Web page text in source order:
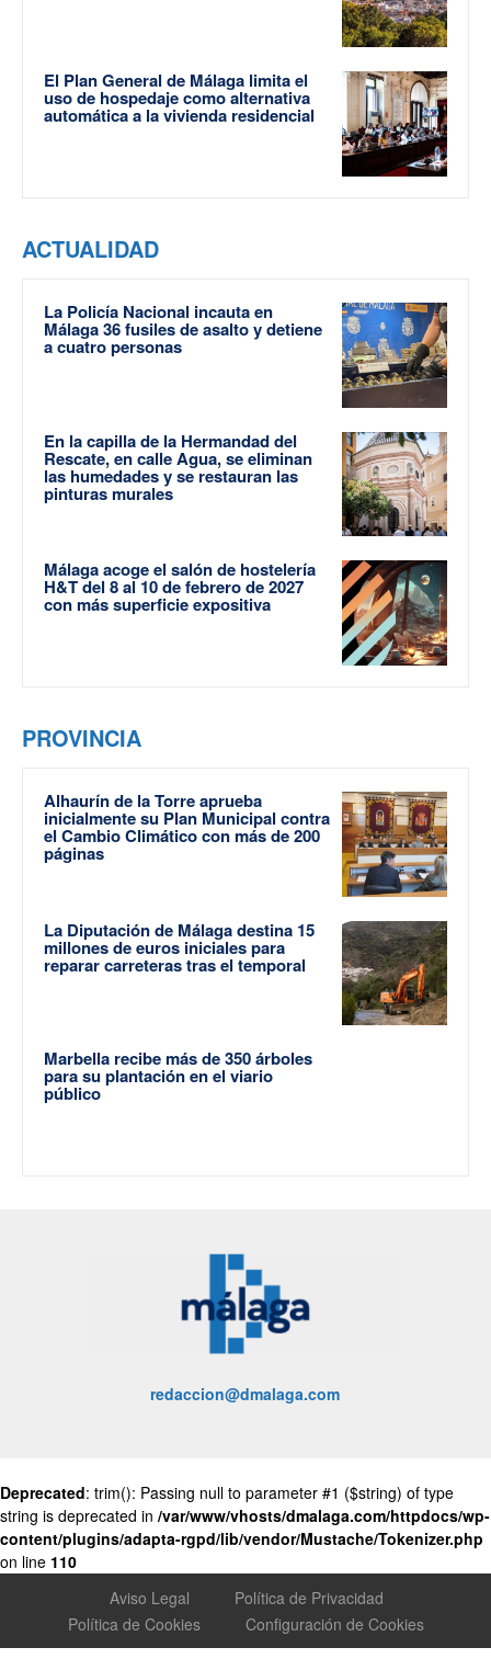
El Plan General de Málaga limita el
uso de hospedaje como alternativa
automática a la vivienda residencial
ACTUALIDAD
La Policía Nacional incauta en
Málaga 36 fusiles de asalto y detiene
a cuatro personas
En la capilla de la Hermandad del
Rescate, en calle Agua, se eliminan
las humedades y se restauran las
pinturas murales
Málaga acoge el salón de hostelería
H&T del 8 al 10 de febrero de 2027
con más superficie expositiva
PROVINCIA
Alhaurín de la Torre aprueba
inicialmente su Plan Municipal contra
el Cambio Climático con más de 200
páginas
La Diputación de Málaga destina 15
millones de euros iniciales para
reparar carreteras tras el temporal
Marbella recibe más de 350 árboles
para su plantación en el viario
público
redaccion@dmalaga.com
Deprecated: trim(): Passing null to parameter #1 ($string) of type
string is deprecated in /var/www/vhosts/dmalaga.com/httpdocs/wp-
content/plugins/adapta-rgpd/lib/vendor/Mustache/Tokenizer.php
on line 110
Aviso Legal
Política de Privacidad
Política de Cookies
Configuración de Cookies